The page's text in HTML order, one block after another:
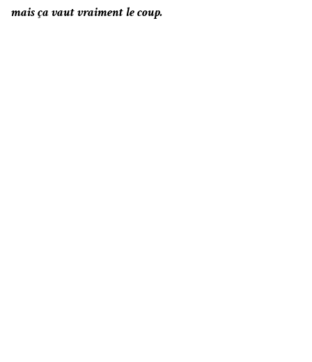
mais ça vaut vraiment le coup.